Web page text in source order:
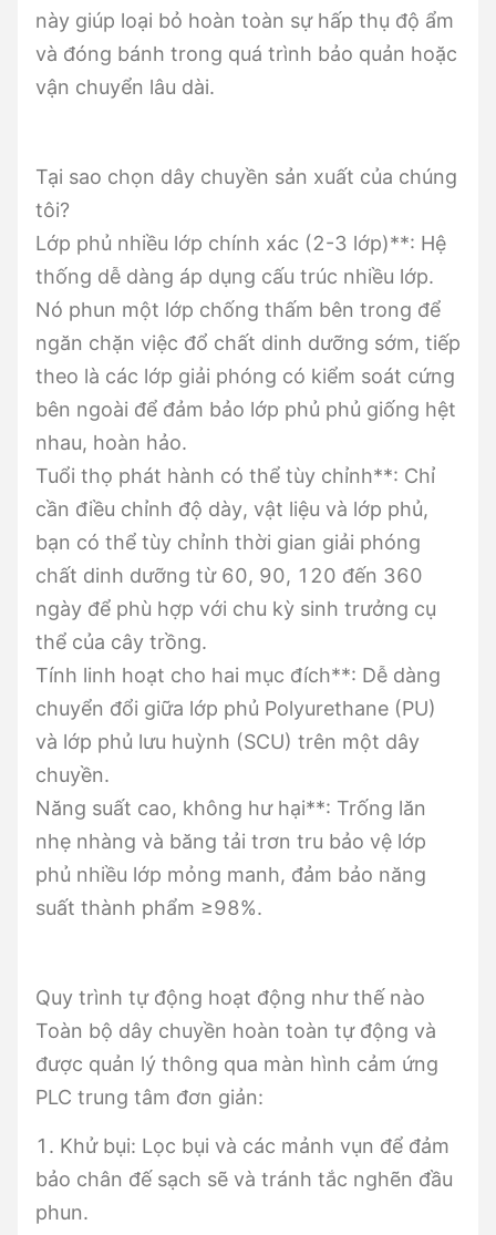
này giúp loại bỏ hoàn toàn sự hấp thụ độ ẩm
và đóng bánh trong quá trình bảo quản hoặc
vận chuyển lâu dài.
Tại sao chọn dây chuyền sản xuất của chúng
tôi?
Lớp phủ nhiều lớp chính xác (2-3 lớp)**: Hệ
thống dễ dàng áp dụng cấu trúc nhiều lớp.
Nó phun một lớp chống thấm bên trong để
ngăn chặn việc đổ chất dinh dưỡng sớm, tiếp
theo là các lớp giải phóng có kiểm soát cứng
bên ngoài để đảm bảo lớp phủ phủ giống hệt
nhau, hoàn hảo.
Tuổi thọ phát hành có thể tùy chỉnh**: Chỉ
cần điều chỉnh độ dày, vật liệu và lớp phủ,
bạn có thể tùy chỉnh thời gian giải phóng
chất dinh dưỡng từ 60, 90, 120 đến 360
ngày để phù hợp với chu kỳ sinh trưởng cụ
thể của cây trồng.
Tính linh hoạt cho hai mục đích**: Dễ dàng
chuyển đổi giữa lớp phủ Polyurethane (PU)
và lớp phủ lưu huỳnh (SCU) trên một dây
chuyền.
Năng suất cao, không hư hại**: Trống lăn
nhẹ nhàng và băng tải trơn tru bảo vệ lớp
phủ nhiều lớp mỏng manh, đảm bảo năng
suất thành phẩm ≥98%.
Quy trình tự động hoạt động như thế nào
Toàn bộ dây chuyền hoàn toàn tự động và
được quản lý thông qua màn hình cảm ứng
PLC trung tâm đơn giản:
1. Khử bụi: Lọc bụi và các mảnh vụn để đảm
bảo chân đế sạch sẽ và tránh tắc nghẽn đầu
phun.